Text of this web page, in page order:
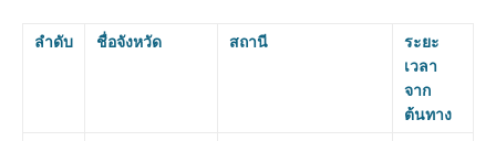
ลำดับ ชื่อจังหวัด สถานี
ระยะ
เวลา
จาก
ต้นทาง